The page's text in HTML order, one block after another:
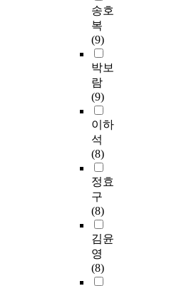
송호
복
(9)
박보
람
(9)
이하
석
(8)
정효
구
(8)
김윤
영
(8)